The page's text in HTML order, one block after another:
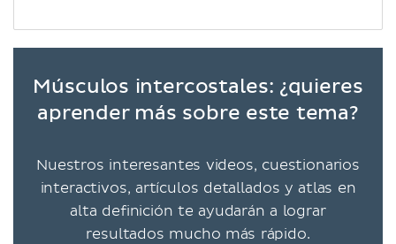
Músculos intercostales: ¿quieres
aprender más sobre este tema?
Nuestros interesantes videos, cuestionarios
interactivos, artículos detallados y atlas en
alta definición te ayudarán a lograr
resultados mucho más rápido.